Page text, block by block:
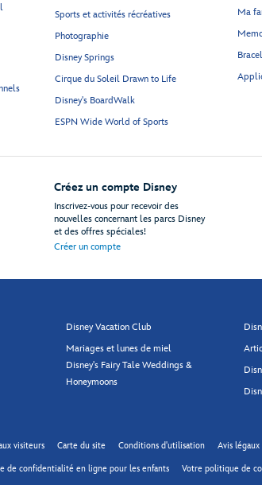
Sports et activités récréatives
Photographie
Disney Springs
Cirque du Soleil Drawn to Life
Disney's BoardWalk
ESPN Wide World of Sports
Ma
Créez un compte Disney
Inscrivez-vous pour recevoir des
nouvelles concernant les parcs Disney
et des offres spéciales!
Créer un compte
Disney Vacation Club
Mariages et lunes de miel
Disney's Fairy Tale Weddings &
Honeymoons
visiteurs Carte du site Conditions d'utilisation Avis légaux
de confidentialité en ligne pour les enfants Votre politique de